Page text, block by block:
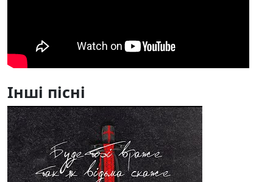
Інші пісні